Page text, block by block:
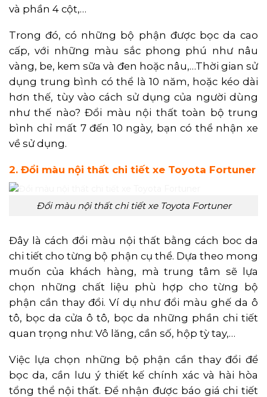
và phần 4 cột,…
Trong đó, có những bộ phận được bọc da cao
cấp, với những màu sắc phong phú như nâu
vàng, be, kem sữa và đen hoặc nâu,…Thời gian sử
dụng trung bình có thể là 10 năm, hoặc kéo dài
hơn thế, tùy vào cách sử dụng của người dùng
như thế nào? Đổi màu nội thất toàn bộ trung
bình chỉ mất 7 đến 10 ngày, bạn có thể nhận xe
về sử dụng.
2. Đổi màu nội thất chi tiết xe Toyota Fortuner
Đổi màu nội thất chi tiết xe Toyota Fortuner
Đây là cách đổi màu nội thất bằng cách boc da
chi tiết cho từng bộ phận cụ thể. Dựa theo mong
muốn của khách hàng, mà trung tâm sẽ lựa
chọn những chất liệu phù hợp cho từng bộ
phận cần thay đổi. Ví dụ như đổi màu ghế da ô
tô, bọc da cửa ô tô, bọc da những phần chi tiết
quan trọng như: Vô lăng, cần số, hộp tỳ tay,…
Việc lựa chọn những bộ phận cần thay đổi để
bọc da, cần lưu ý thiết kế chính xác và hài hòa
tổng thể nội thất. Để nhận được báo giá chi tiết